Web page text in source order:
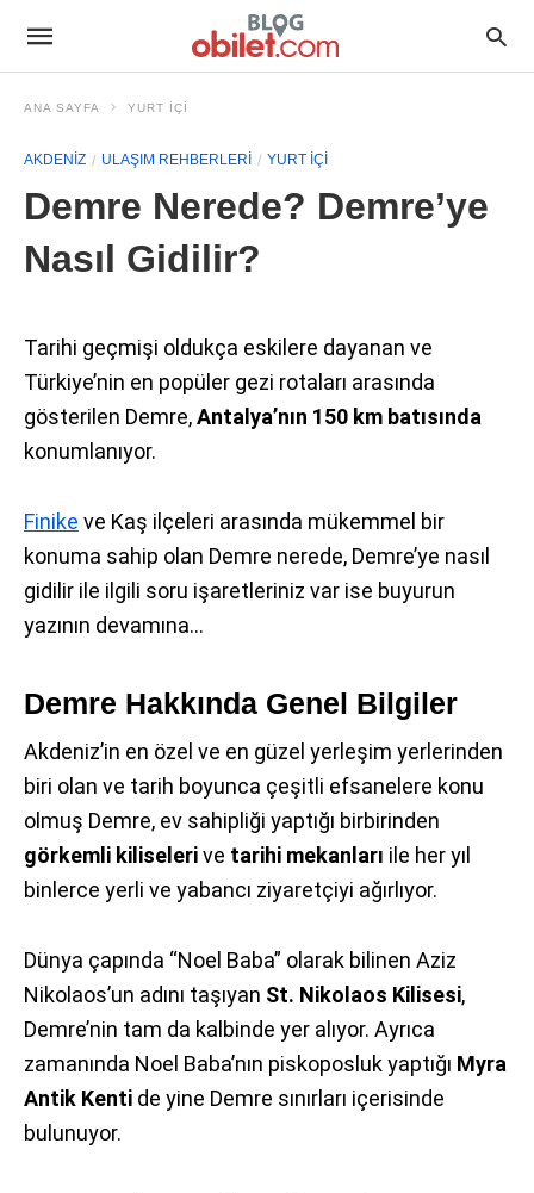
ANA SAYFA YURT İÇI
AKDENIZ ULAŞIM REHBERLERI YURT İÇI
Demre Nerede? Demre’ye
Nasıl Gidilir?
Tarihi geçmişi oldukça eskilere dayanan ve
Türkiye’nin en popüler gezi rotaları arasında
gösterilen Demre,Antalya’nın 150 km batısında
konumlanıyor.
Finike ve Kaş ilçeleri arasında mükemmel bir
konuma sahip olan Demre nerede, Demre’ye nasıl
gidilir ile ilgili soru işaretleriniz var ise buyurun
yazının devamına…
Demre Hakkında Genel Bilgiler
Akdeniz’in en özel ve en güzel yerleşim yerlerinden
biri olan ve tarih boyunca çeşitli efsanelere konu
olmuş Demre, ev sahipliği yaptığı birbirinden
görkemli kiliselerive tarihi mekanları ile her yıl
binlerce yerli ve yabancı ziyaretçiyi ağırlıyor.
Dünya çapında “Noel Baba” olarak bilinen Aziz
Nikolaos’un adını taşıyan St. Nikolaos Kilisesi,
Demre’nin tam da kalbinde yer alıyor. Ayrıca
zamanında Noel Baba’nın piskoposluk yaptığı Myra
Antik Kenti de yine Demre sınırları içerisinde
bulunuyor.